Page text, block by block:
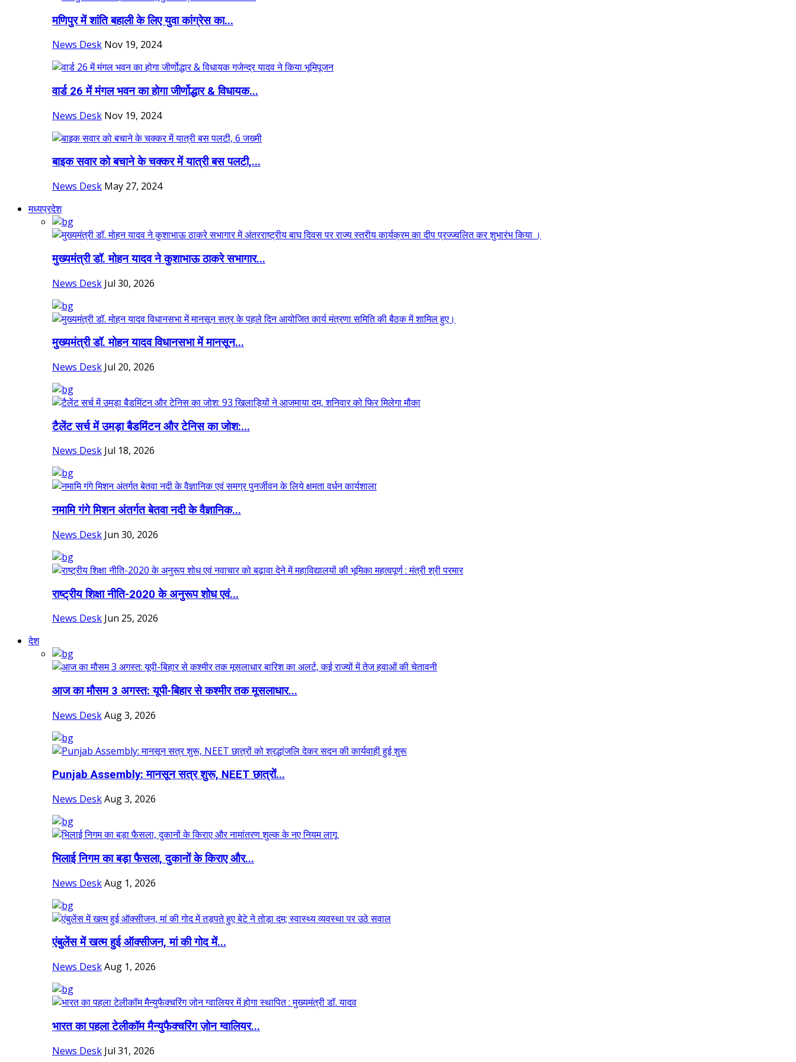
मणिपुर में शांति बहाली के लिए युवा कांग्रेस का...
News Desk Nov 19, 2024
वार्ड 26 में मंगल भवन का होगा जीर्णोद्धार & विधायक...
News Desk Nov 19, 2024
बाइक सवार को बचाने के चक्कर में यात्री बस पलटी,...
News Desk May 27, 2024
मध्यप्रदेश
मुख्यमंत्री डॉ. मोहन यादव ने कुशाभाऊ ठाकरे सभागार...
News Desk Jul 30, 2026
मुख्यमंत्री डॉ. मोहन यादव विधानसभा में मानसून...
News Desk Jul 20, 2026
टैलेंट सर्च में उमड़ा बैडमिंटन और टेनिस का जोश:...
News Desk Jul 18, 2026
नमामि गंगे मिशन अंतर्गत बेतवा नदी के वैज्ञानिक...
News Desk Jun 30, 2026
राष्ट्रीय शिक्षा नीति-2020 के अनुरूप शोध एवं...
News Desk Jun 25, 2026
देश
आज का मौसम 3 अगस्त: यूपी-बिहार से कश्मीर तक मूसलाधार...
News DeskAug 3, 2026
Punjab Assembly: मानसून सत्र शुरू, NEET छात्रों...
News DeskAug 3, 2026
भिलाई निगम का बड़ा फैसला, दुकानों के किराए और...
News DeskAug 1, 2026
एंबुलेंस में खत्म हुई ऑक्सीजन, मां की गोद में...
News DeskAug 1, 2026
भारत का पहला टेलीकॉम मैन्युफैक्चरिंग ज़ोन ग्वालियर...
News Desk Jul 31, 2026